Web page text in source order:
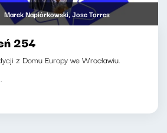
Marek Napiórkowski, Jose Torres
254
z Domu Europy we Wrocławiu.